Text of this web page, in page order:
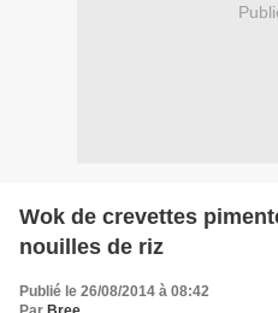
Wok de crevettes
nouilles de riz
Publié le 26/08/2014 à 08:42